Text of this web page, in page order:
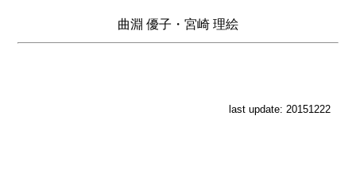
曲淵 優子・宮崎 理絵
last update: 20151222